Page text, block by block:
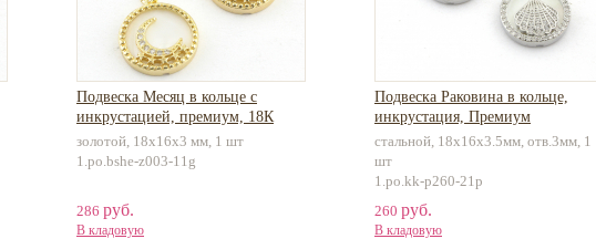
Подвеска Месяц в кольце с
инкрустацией, премиум, 18К
позолота, латунь
золотой, 18x16x3 мм, 1 шт
1.po.bshe-z003-11g
286 руб.
В кладовую
Подвеска Раковина в кольце,
инкрустация, Премиум
стальной, 18х16х3.5мм, отв.3мм, 1
шт
1.po.kk-p260-21p
260 руб.
В кладовую